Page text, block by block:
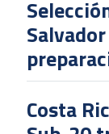
Costa